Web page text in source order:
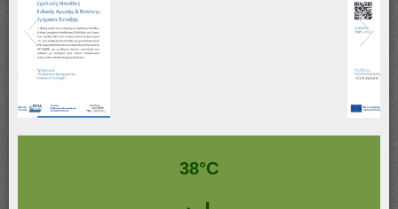
38°C